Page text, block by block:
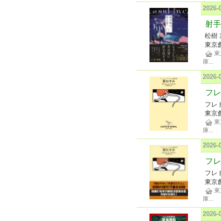
2026-
射
松樹
東京
東
庫...
2026-
フ
フレ
東京
東
庫...
2026-
フ
フレ
東京
東
庫...
2026-